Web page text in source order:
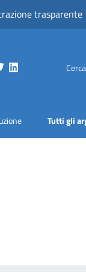
trasparente
TwitterLinkedIn Cerca
Tutti gli